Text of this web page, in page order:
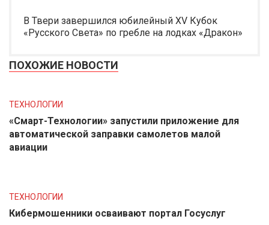
В Твери завершился юбилейный XV Кубок
«Русского Света» по гребле на лодках «Дракон»
ПОХОЖИЕ НОВОСТИ
ТЕХНОЛОГИИ
«Смарт-Технологии» запустили приложение для
автоматической заправки самолетов малой
авиации
ТЕХНОЛОГИИ
Кибермошенники осваивают портал Госуслуг